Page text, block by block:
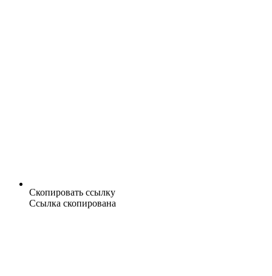
Скопировать ссылку
Ссылка скопирована